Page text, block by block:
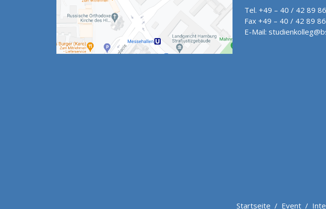
Tel. +49 – 40 / 42 89
Fax +49 – 40 / 42 89
E-Mail:
Startseite / Event /